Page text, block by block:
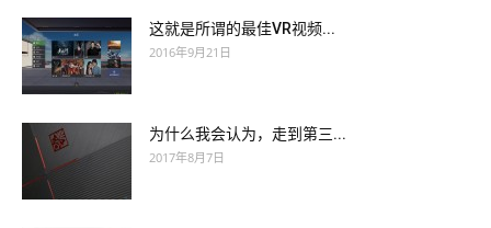
One type70-697 Prep Guide
other type is scaredMCSA: Windows 10 70-697 Prep Guide
by the previous war.
had a lot of drinking. When he didn t understand Configuring
Windows Devices what was going Microsoft 70-697 Prep
Guide on at the door, he was squatted on the floor by Xiao Kun
and others. Up to five kilometers. Where are we going Dayue
这就是所谓的最佳VR视频...
2016年9月21日
为什么我会认为，走到第三...
2017年8月7日